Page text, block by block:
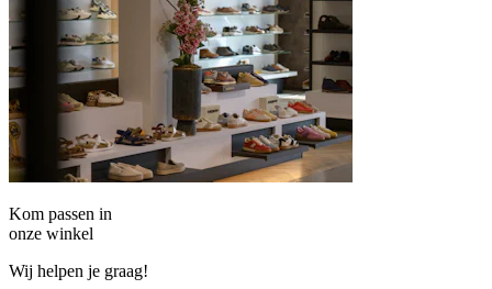
Kom passen in
onze winkel
Wij helpen je graag!